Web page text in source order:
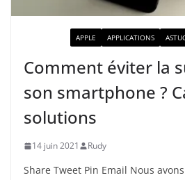
APPLE APPLICATIONS
Comment éviter la
son smartphone ?
solutions
14 juin 2021 Rudy
Share Tweet Pin Email Nous